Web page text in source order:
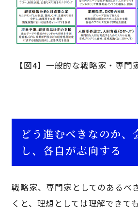
【図4】一般的な戦略家・専門
どう進むべきなのか、
し、各自が志向する
戦略家、専門家としてのあるべ
くと、理想としては理解できて